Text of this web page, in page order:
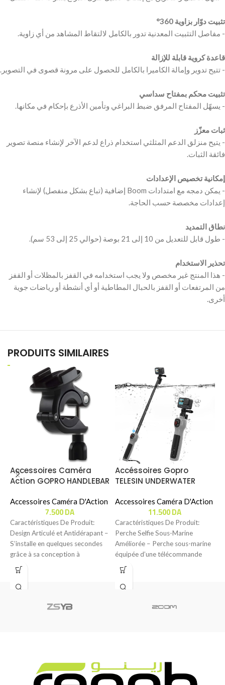
‫تثبيت دوّار بزاوية 360°
‫قاعدة كروية قابلة للإزالة
‫تثبيت محكم بمفتاح سداسي
‫ثبات معزّز
‫- يتيح منزلق الدعم المثلثي استخدام ذراع لدعم الآخر لإنشاء منصة تصوير
‫إمكانية تخصيص الإعدادات
‫- يمكن دمجه مع امتدادات Boom إضافية (تباع بشكل منفصل) لإنشاء
‫نطاق التمديد
‫تحذير الاستخدام
‫- هذا المنتج غير مخصص ولا يجب استخدامه في القفز بالمظلات أو القفز
من المرتفعات أو القفز بالحبال المطاطية أو أي أنشطة أو رياضات جوية
PRODUITS SIMILAIRES
Accessoires Caméra
Action GOPRO HANDLEBAR
Accessoires Caméra D'Action
7.500DA
Caractéristiques De Produit:
Design Articulé et Antidérapant –
S’installe en quelques secondes
grâce à sa conception à
charnière, se fixant
Accéssoires Gopro
TELESIN UNDERWATER
(GP-WBT-001)
Accessoires Caméra D'Action
11.500DA
Caractéristiques De Produit:
Perche Selfie Sous-Marine
Améliorée – Perche sous-marine
équipée d’une télécommande
Bluetooth pour GoPro,
permettant de capturer
facilement